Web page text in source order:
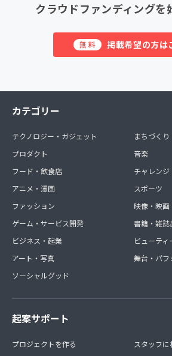
クラウドファンディングを
無料 掲載希望の方は
カテゴリー
テクノロジー・ガジェット
プロダクト
フード・飲食店
アニメ・漫画
ファッション
ゲーム・サービス開発
ビジネス・起業
アート・写真
ソーシャルグッド
まちづく
音楽
チャレンジ
スポーツ
映像・映画
書籍・雑誌
ビューテ
舞台・パフ
起案サポート
プロジェクトを作る
スタッフに